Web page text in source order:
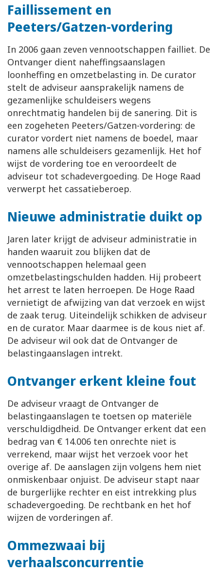
Faillissement en
Peeters/Gatzen-vordering
In 2006 gaan zeven vennootschappen failliet. De
Ontvanger dient naheffingsaanslagen
loonheffing en omzetbelasting in. De curator
stelt de adviseur aansprakelijk namens de
gezamenlijke schuldeisers wegens
onrechtmatig handelen bij de sanering. Dit is
een zogeheten Peeters/Gatzen-vordering: de
curator vordert niet namens de boedel, maar
namens alle schuldeisers gezamenlijk. Het hof
wijst de vordering toe en veroordeelt de
adviseur tot schadevergoeding. De Hoge Raad
verwerpt het cassatieberoep.
Nieuwe administratie duikt op
Jaren later krijgt de adviseur administratie in
handen waaruit zou blijken dat de
vennootschappen helemaal geen
omzetbelastingschulden hadden. Hij probeert
het arrest te laten herroepen. De Hoge Raad
vernietigt de afwijzing van dat verzoek en wijst
de zaak terug. Uiteindelijk schikken de adviseur
en de curator. Maar daarmee is de kous niet af.
De adviseur wil ook dat de Ontvanger de
belastingaanslagen intrekt.
Ontvanger erkent kleine fout
De adviseur vraagt de Ontvanger de
belastingaanslagen te toetsen op materiële
verschuldigdheid. De Ontvanger erkent dat een
bedrag van € 14.006 ten onrechte niet is
verrekend, maar wijst het verzoek voor het
overige af. De aanslagen zijn volgens hem niet
onmiskenbaar onjuist. De adviseur stapt naar
de burgerlijke rechter en eist intrekking plus
schadevergoeding. De rechtbank en het hof
wijzen de vorderingen af.
Ommezwaai bij
verhaalsconcurrentie